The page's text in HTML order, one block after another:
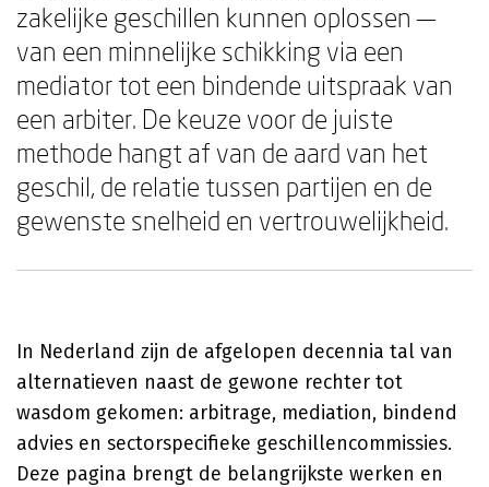
zakelijke geschillen kunnen oplossen —
van een minnelijke schikking via een
mediator tot een bindende uitspraak van
een arbiter. De keuze voor de juiste
methode hangt af van de aard van het
geschil, de relatie tussen partijen en de
gewenste snelheid en vertrouwelijkheid.
In Nederland zijn de afgelopen decennia tal van
alternatieven naast de gewone rechter tot
wasdom gekomen: arbitrage, mediation, bindend
advies en sectorspecifieke geschillencommissies.
Deze pagina brengt de belangrijkste werken en